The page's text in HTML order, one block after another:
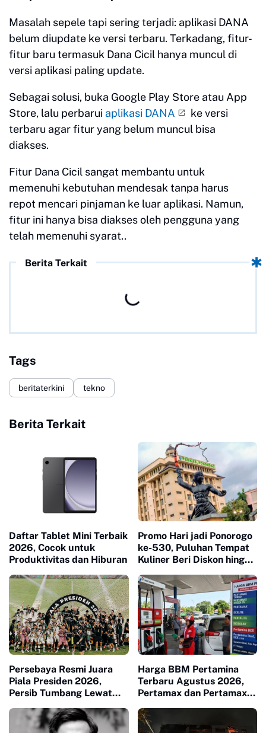
Masalah sepele tapi sering terjadi: aplikasi DANA
belum diupdate ke versi terbaru. Terkadang, fitur-
fitur baru termasuk Dana Cicil hanya muncul di
versi aplikasi paling update.
Sebagai solusi, buka Google Play Store atau App
Store, lalu perbarui aplikasi DANA
ke versi
terbaru agar fitur yang belum muncul bisa
diakses.
Fitur Dana Cicil sangat membantu untuk
memenuhi kebutuhan mendesak tanpa harus
repot mencari pinjaman ke luar aplikasi. Namun,
fitur ini hanya bisa diakses oleh pengguna yang
telah memenuhi syarat..
Berita Terkait
Tags
beritaterkini tekno
Berita Terkait
Daftar Tablet Mini Terbaik
2026, Cocok untuk
Produktivitas dan Hiburan
Promo Hari jadi Ponorogo
ke-530, Puluhan Tempat
Kuliner Beri Diskon hingga
Persebaya Resmi Juara
Piala Presiden 2026,
Persib Tumbang Lewat
Harga BBM Pertamina
Terbaru Agustus 2026,
Pertamax dan Pertamax